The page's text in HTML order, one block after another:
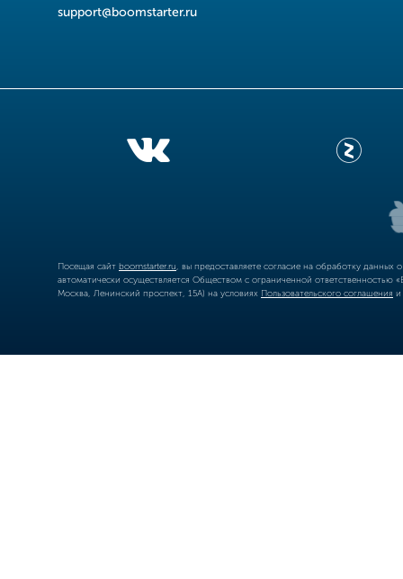
support@boomstarter.ru
Посещая сайт boomstarter.ru , вы предоставляете согласие на обработку
автоматически осуществляется Обществом с ограниченной
Москва, Ленинский проспект, 15А) на условиях Пользовательского соглашения и